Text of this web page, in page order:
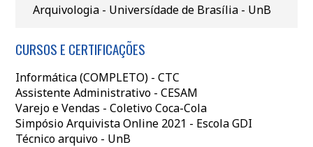
Arquivologia - Universídade de Brasília - UnB
CURSOS E CERTIFICAÇÕES
Informática (COMPLETO) - CTC
Assistente Administrativo - CESAM
Varejo e Vendas - Coletivo Coca-Cola
Simpósio Arquivista Online 2021 - Escola GDI
Técnico arquivo - UnB